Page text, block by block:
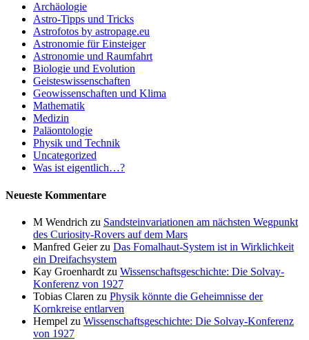
Archäologie
Astro-Tipps und Tricks
Astrofotos by astropage.eu
Astronomie für Einsteiger
Astronomie und Raumfahrt
Biologie und Evolution
Geisteswissenschaften
Geowissenschaften und Klima
Mathematik
Medizin
Paläontologie
Physik und Technik
Uncategorized
Was ist eigentlich…?
Neueste Kommentare
M Wendrich zu Sandsteinvariationen am nächsten Wegpunkt
des Curiosity-Rovers auf dem Mars
Manfred Geierzu Das Fomalhaut-System ist in Wirklichkeit
ein Dreifachsystem
Kay Groenhardt zu Wissenschaftsgeschichte: Die Solvay-
Konferenz von 1927
Tobias Claren zu Physik könnte die Geheimnisse der
Kornkreise entlarven
Hempel zu Wissenschaftsgeschichte: Die Solvay-Konferenz
von 1927